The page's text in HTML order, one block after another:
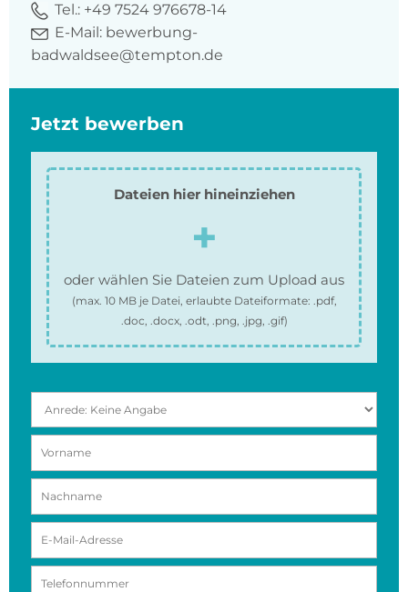
Tel.: +49 7524 976678-14
E-Mail: bewerbung-
badwaldsee@tempton.de
Jetzt bewerben
Dateien hier hineinziehen
oder wählen Sie Dateien zum Upload aus
(max. 10 MBje Datei, erlaubte Dateiformate: .pdf,
.doc, .docx, .odt, .png, .jpg, .gif)